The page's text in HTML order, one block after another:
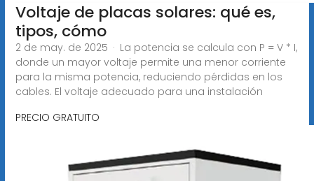
Voltaje de placas solares: qué es,
tipos, cómo
2 de may. de 2025 · La potencia se calcula con P = V * I,
donde un mayor voltaje permite una menor corriente
para la misma potencia, reduciendo pérdidas en los
cables. El voltaje adecuado para una instalación
PRECIO GRATUITO